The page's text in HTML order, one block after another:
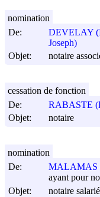
De:
DEVELAY
Joseph)
Objet:
notaire
nomination
De:
RABASTE
Objet:
notaire
cessation de fonction
De:
MALAMAS
ayant pour
Objet:
notaire
nomination